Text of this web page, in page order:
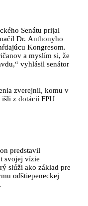
Senátu prijal
Dr. Anthonyho
Kongresom.
a myslím si, že
vyhlásil senátor
zverejnil, komu v
z dotácií FPU
predstavil
svojej vízie
slúži ako základ pre
odštiepeneckej